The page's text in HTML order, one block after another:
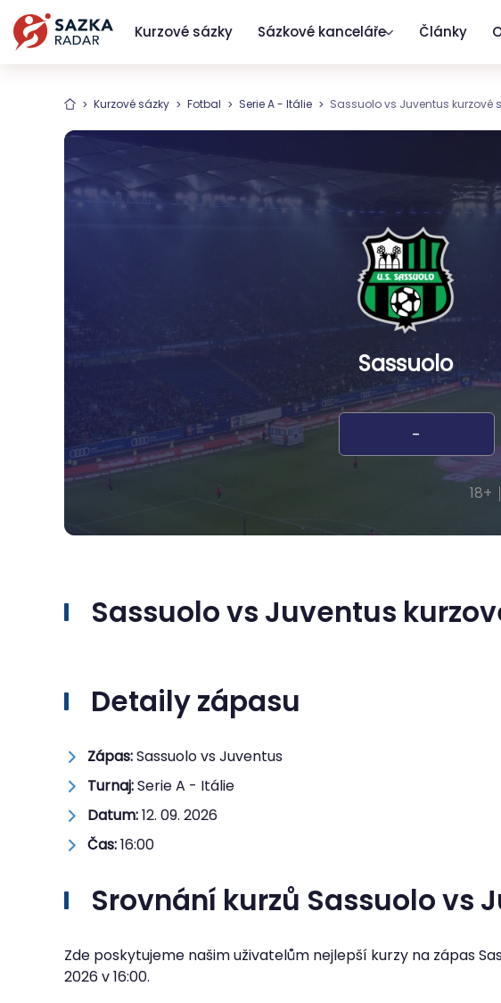
Kurzové sázky Sázkové kanceláře Články
Kurzové sázky Fotbal Serie A - Itálie Sassuolo vs Juventus kurzové
Sassuolo
-
18+
Sassuolo vs Juventus
Detaily zápasu
Zápas:Sassuolo vs Juventus
Turnaj:Serie A - Itálie
Datum:12. 09. 2026
Čas:16:00
Srovnání kurzů Sassuolo vs
Zde poskytujeme našim uživatelům nejlepší kurzy na zápas
2026v16:00.